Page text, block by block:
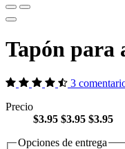
Tapón para
3
Precio
$3.95 $3.95 $3.95
Opciones de entrega